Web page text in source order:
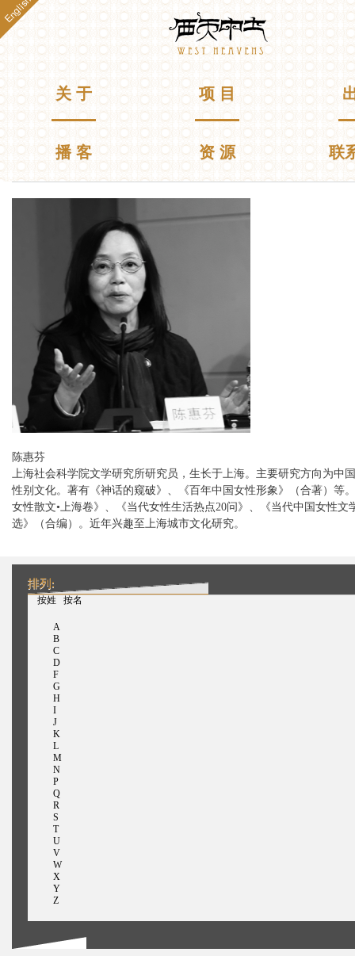
跳
转
到
主
要
内
容
Westheavens
English
主菜单 关 于 项 目
播 客 资 源 联
陈惠芬
上海社会科学院文学研究所研究员，生长于上海。主要研究方向为中
性别文化。著有《神话的窥破》、《百年中国女性形象》（合著）等
女性散文•上海卷》、《当代女性生活热点20问》、《当代中国女性文
选》（合编）。近年兴趣至上海城市文化研究。
排列:
按姓
（活动标签） 按名
A
B
C
D
F
G
H
I
J
K
L
M
N
P
Q
R
S
T
U
V
W
X
Y
Z